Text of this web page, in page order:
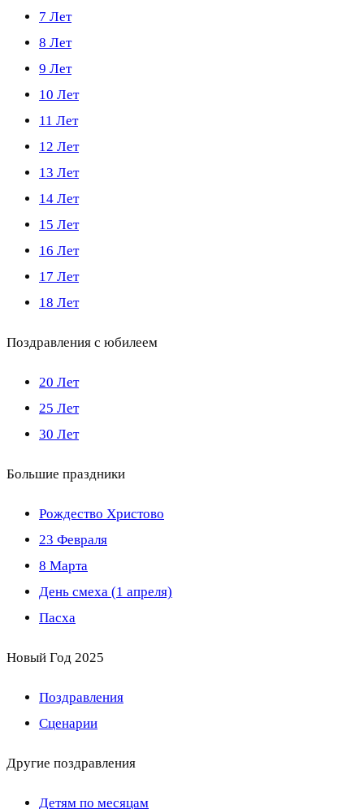
7 Лет
8 Лет
9 Лет
10 Лет
11 Лет
12 Лет
13 Лет
14 Лет
15 Лет
16 Лет
17 Лет
18 Лет
Поздравления с юбилеем
20 Лет
25 Лет
30 Лет
Большие праздники
Рождество Христово
23 Февраля
8 Марта
День смеха (1 апреля)
Пасха
Новый Год 2025
Поздравления
Сценарии
Другие поздравления
Детям по месяцам